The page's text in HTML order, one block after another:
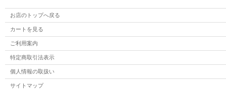
お店のトップへ戻る
カートを見る
ご利用案内
特定商取引法表示
個人情報の取扱い
サイトマップ